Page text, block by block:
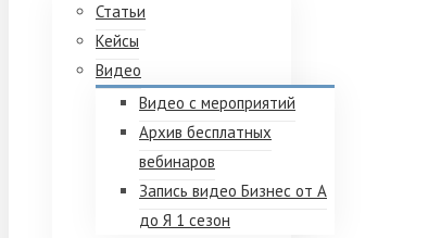
Статьи
Кейсы
Видео
Видео с мероприятий
Архив бесплатных
вебинаров
Запись видео Бизнес от А
до Я 1 сезон